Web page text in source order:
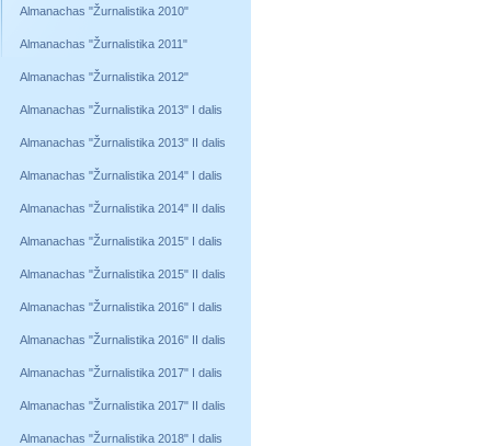
Almanachas "Žurnalistika 2010"
Almanachas "Žurnalistika 2011"
Almanachas "Žurnalistika 2012"
Almanachas "Žurnalistika 2013" I dalis
Almanachas "Žurnalistika 2013" II dalis
Almanachas "Žurnalistika 2014" I dalis
Almanachas "Žurnalistika 2014" II dalis
Almanachas "Žurnalistika 2015" I dalis
Almanachas "Žurnalistika 2015" II dalis
Almanachas "Žurnalistika 2016" I dalis
Almanachas "Žurnalistika 2016" II dalis
Almanachas "Žurnalistika 2017" I dalis
Almanachas "Žurnalistika 2017" II dalis
Almanachas "Žurnalistika 2018" I dalis